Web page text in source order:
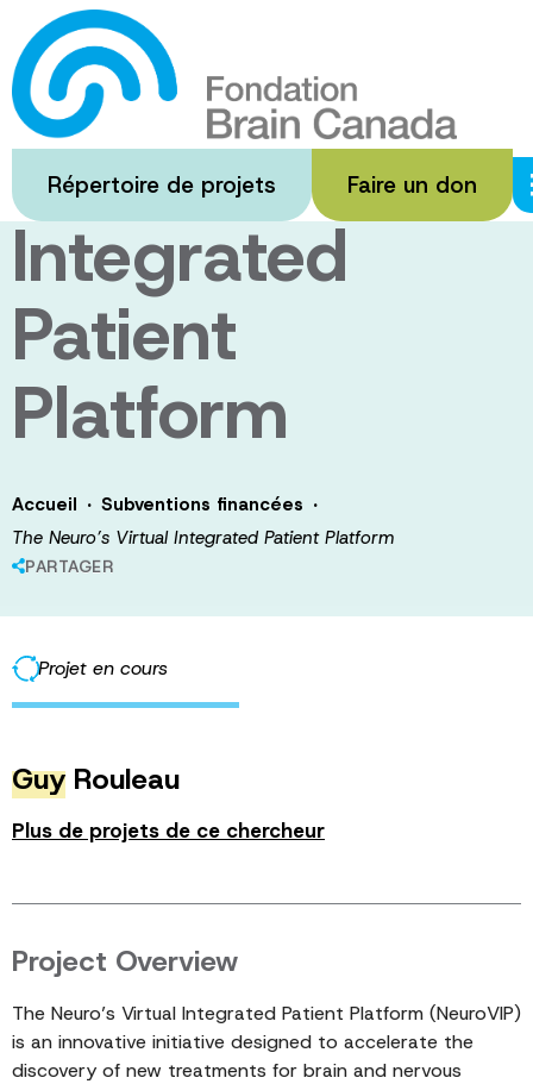
Passer
au
contenu
principal
Répertoire de projets Faire un don
The Neuro’s
Virtual
Integrated
Patient
Platform
Accueil · Subventions financées ·
The Neuro’s Virtual Integrated Patient Platform
PARTAGER
Projet en cours
Guy Rouleau
Plus de projets de ce chercheur
Project Overview
The Neuro’s Virtual Integrated Patient Platform (NeuroVIP)
is an innovative initiative designed to accelerate the
discovery of new treatments for brain and nervous